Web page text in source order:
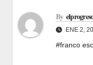
By
ENE 2,
#franco